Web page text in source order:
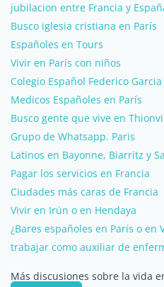
jubilacion entre Francia y
Busco iglesia cristiana en París
Españoles en Tours
Vivir en París con niños
Colegio Español Federico Garcia
Medicos Españoles en París
Busco gente que vive en
Grupo de Whatsapp. Paris
Latinos en Bayonne, Biarritz y
Pagar los servicios en Francia
Ciudades más caras de Francia
Vivir en Irún o en Hendaya
¿Bares españoles en París o en
trabajar como auxiliar de
Más discusiones sobre la vida